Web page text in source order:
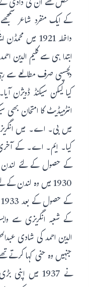
کے ایک منفرد شاعر
داخلہ 1921
ابتدا ہی سے کلیم
میں بی۔ اے۔ میں
کیا۔ ایم۔ اے۔ کے
کے حصول کے لئے لندن
1930 میں وہ لندن
کے شعبہ انگریزی سے
الدین احمد کی شادی
جنہیں وہ حنی کہا کرتے
نے 1937 میں